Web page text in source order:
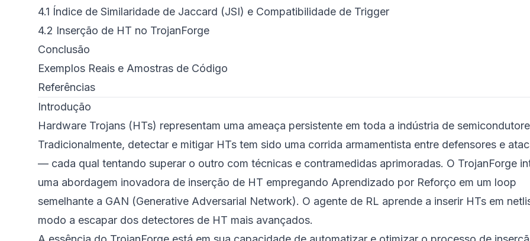
4.1 Índice de Similaridade de Jaccard (JSI) e Compatibilidade de Trigger
4.2 Inserção de HT no TrojanForge
Conclusão
Exemplos Reais e Amostras de Código
Referências
Introdução
Hardware Trojans (HTs) representam uma ameaça persistente em toda a indústria de
Tradicionalmente, detectar e mitigar HTs tem sido uma corrida armamentista entre defensores e
— cada qual tentando superar o outro com técnicas e contramedidas aprimoradas. O TrojanForge
uma abordagem inovadora de inserção de HT empregando Aprendizado por Reforço em um loop
semelhante a GAN (Generative Adversarial Network). O agente de RL aprende a inserir HTs em
modo a escapar dos detectores de HT mais avançados.